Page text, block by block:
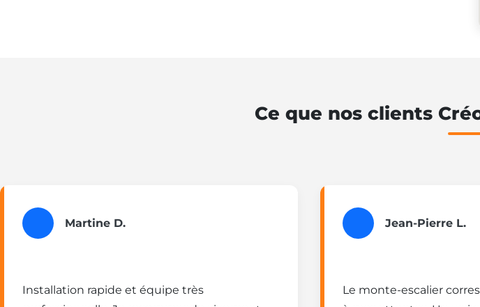
Ce que nos clients
Martine D.
Installation rapide et équipe très
Jean-Pierre L.
Le monte-escalier